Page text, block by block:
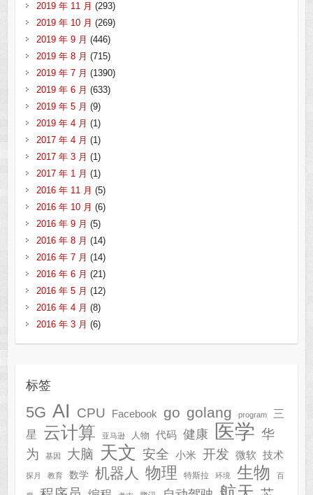
2019 年 11 月 (293)
2019 年 10 月 (269)
2019 年 9 月 (446)
2019 年 8 月 (715)
2019 年 7 月 (1390)
2019 年 6 月 (633)
2019 年 5 月 (9)
2019 年 4 月 (1)
2017 年 4 月 (1)
2017 年 3 月 (1)
2017 年 1 月 (1)
2016 年 11 月 (5)
2016 年 10 月 (6)
2016 年 9 月 (5)
2016 年 8 月 (14)
2016 年 7 月 (14)
2016 年 6 月 (21)
2016 年 5 月 (12)
2016 年 4 月 (8)
2016 年 3 月 (6)
标签
5G AI CPU Facebook go golang program
三
星
云计算 亚马逊 人物 代码 健康 医学 华
为
基因 大脑 天文 安全 小米 开发 微软 技术
探月 教育 数学 机器人 物理 特斯拉 环境 生物 百